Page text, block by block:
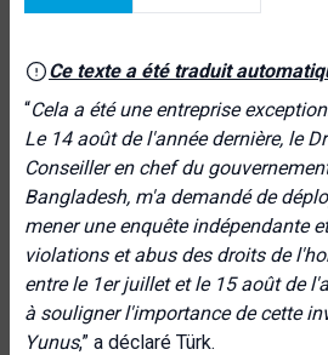
Ce texte a été traduit
“Cela a été une entreprise
Le 14 août de l'année dernière, le
Conseiller en chef du
Bangladesh, m'a demandé de
mener une enquête indépendante
violations et abus des droits de
entre le 1er juillet et le 15 août de
à souligner l'importance de cette
Yunus,” a déclaré Türk.